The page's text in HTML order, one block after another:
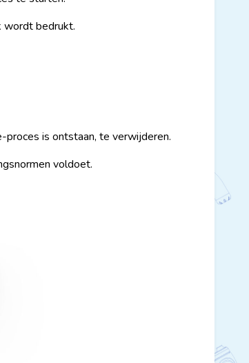
wordt bedrukt.
is ontstaan, te verwijderen.
voldoet.